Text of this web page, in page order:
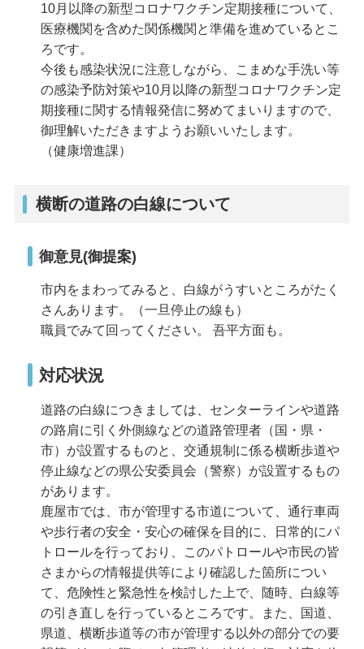
10月以降の新型コロナワクチン定期接種について、
医療機関を含めた関係機関と準備を進めているとこ
ろです。
今後も感染状況に注意しながら、こまめな手洗い等
の感染予防対策や10月以降の新型コロナワクチン定
期接種に関する情報発信に努めてまいりますので、
御理解いただきますようお願いいたします。
（健康増進課）
横断の道路の白線について
御意見(御提案)
市内をまわってみると、白線がうすいところがたく
さんあります。（一旦停止の線も）
職員でみて回ってください。 吾平方面も。
対応状況
道路の白線につきましては、センターラインや道路
の路肩に引く外側線などの道路管理者（国・県・
市）が設置するものと、交通規制に係る横断歩道や
停止線などの県公安委員会（警察）が設置するもの
があります。
鹿屋市では、市が管理する市道について、通行車両
や歩行者の安全・安心の確保を目的に、日常的にパ
トロールを行っており、このパトロールや市民の皆
さまからの情報提供等により確認した箇所につい
て、危険性と緊急性を検討した上で、随時、白線等
の引き直しを行っているところです。また、国道、
県道、横断歩道等の市が管理する以外の部分での要